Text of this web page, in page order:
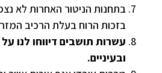
בתחנות הניטור האחרות לא
בזכות הרוח בעלת הרכיב
עשרות תושבים דיווחו לנו
ובעיניים.